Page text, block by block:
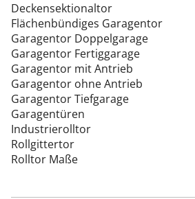
Deckensektionaltor
Flächenbündiges Garagentor
Garagentor Doppelgarage
Garagentor Fertiggarage
Garagentor mit Antrieb
Garagentor ohne Antrieb
Garagentor Tiefgarage
Garagentüren
Industrierolltor
Rollgittertor
Rolltor Maße